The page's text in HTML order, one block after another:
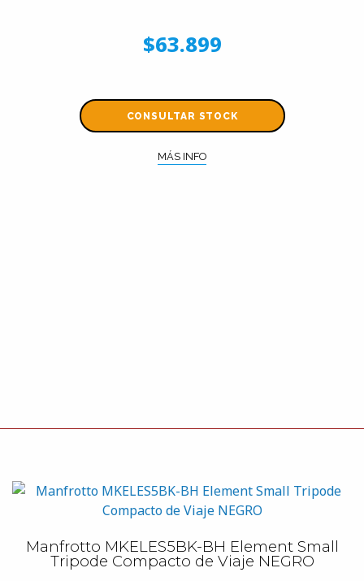
$63.899
CONSULTAR STOCK
MÁS INFO
Manfrotto MKELES5BK-BH Element Small
Tripode Compacto de Viaje NEGRO